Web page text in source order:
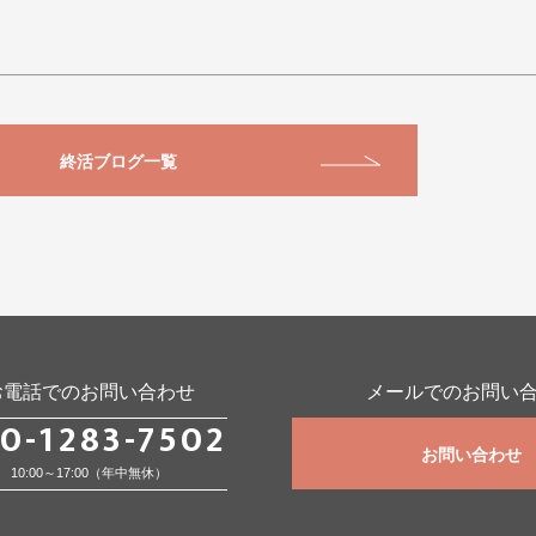
終活ブログ一覧
話でのお問い合わせ
1283-7502
10:00～17:00（年中無休）
メールでのお問い
お問い合わせ